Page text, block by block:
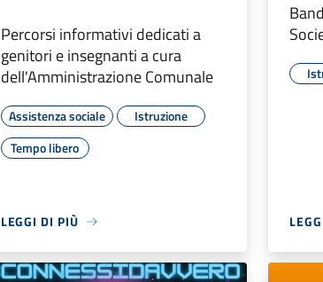
Percorsi informativi dedicati a
genitori e insegnanti a cura
dell'Amministrazione Comunale
Assistenza sociale
Istruzione
Tempo libero
LEGGI DI PIÙ